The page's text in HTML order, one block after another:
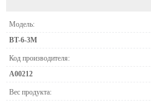
Модель:
BT-6-3M
Код производителя:
А00212
Вес продукта: